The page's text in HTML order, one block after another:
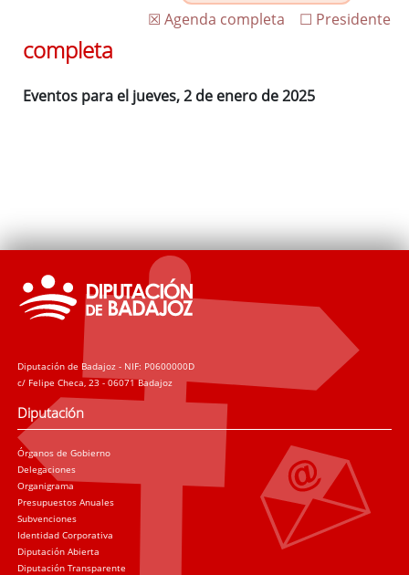
☐ Presidente
☒ Agenda completa
completa
Eventos para el jueves, 2 de enero de 2025
Diputación de Badajoz - NIF: P0600000D
c/ Felipe Checa, 23 - 06071 Badajoz
Diputación
Órganos de Gobierno
Delegaciones
Organigrama
Presupuestos Anuales
Subvenciones
Identidad Corporativa
Diputación Abierta
Diputación Transparente